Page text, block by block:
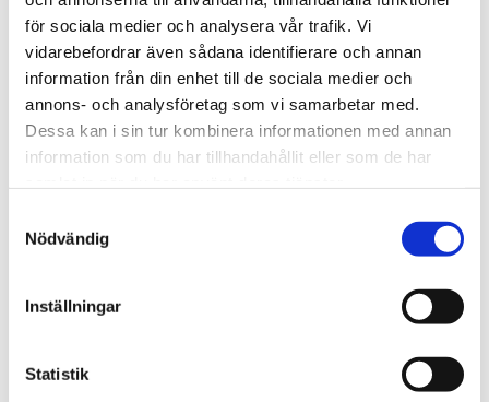
för sociala medier och analysera vår trafik. Vi
vidarebefordrar även sådana identifierare och annan
information från din enhet till de sociala medier och
annons- och analysföretag som vi samarbetar med.
Dessa kan i sin tur kombinera informationen med annan
information som du har tillhandahållit eller som de har
Nödvändig
Inställningar
Statistik
kontonummer. Du verificerar sin ansökning via ditt
BankID.
När du har skickat iväg den ansökan, görs en
kreditprövning för att säkerhetsställa att du kan
betala tillbaka lånet i tid. Kreditprövningen görs av
Brixos egna kreditupplysning, Bisnode. Under
ansökan inom 24 timmar.
Vilka lån får man ta hos Brixo?